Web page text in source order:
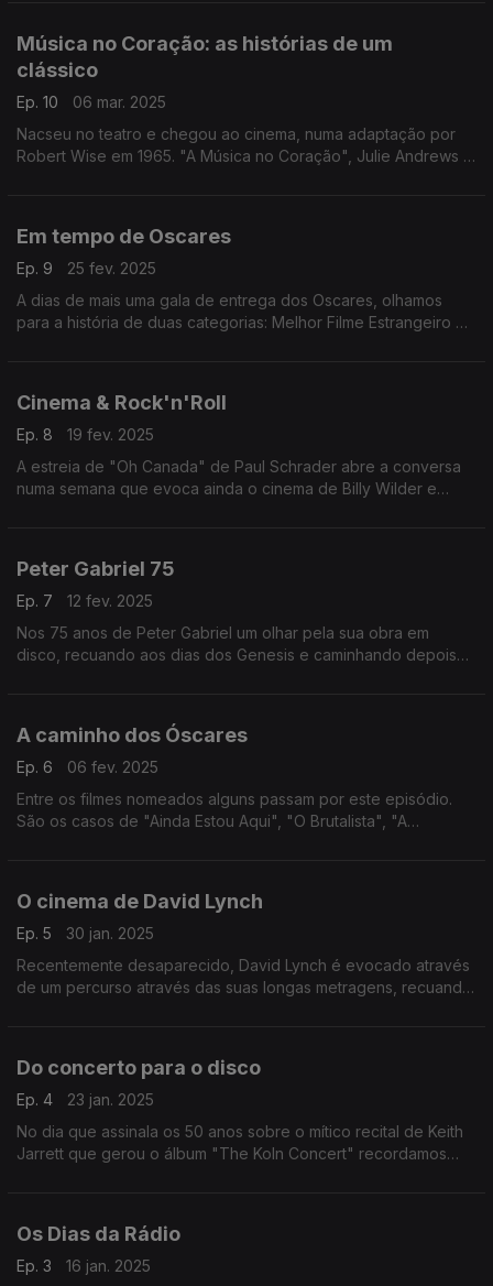
Música no Coração: as histórias de um
clássico
Ep. 10
06 mar. 2025
Nacseu no teatro e chegou ao cinema, numa adaptação por
Robert Wise em 1965. "A Música no Coração", Julie Andrews e
Em tempo de Oscares
Ep. 9
25 fev. 2025
A dias de mais uma gala de entrega dos Oscares, olhamos
para a história de duas categorias: Melhor Filme Estrangeiro e
Cinema & Rock'n'Roll
Ep. 8
19 fev. 2025
A estreia de "Oh Canada" de Paul Schrader abre a conversa
numa semana que evoca ainda o cinema de Billy Wilder e
Peter Gabriel 75
Ep. 7
12 fev. 2025
Nos 75 anos de Peter Gabriel um olhar pela sua obra em
disco, recuando aos dias dos Genesis e caminhando depois
A caminho dos Óscares
Ep. 6
06 fev. 2025
Entre os filmes nomeados alguns passam por este episódio.
São os casos de "Ainda Estou Aqui", "O Brutalista", "A
O cinema de David Lynch
Ep. 5
30 jan. 2025
Recentemente desaparecido, David Lynch é evocado através
de um percurso através das suas longas metragens, recuando
Do concerto para o disco
Ep. 4
23 jan. 2025
No dia que assinala os 50 anos sobre o mítico recital de Keith
Jarrett que gerou o álbum "The Koln Concert" recordamos
Os Dias da Rádio
Ep. 3
16 jan. 2025